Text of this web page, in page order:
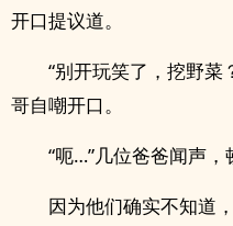
开口提议道。
“别开玩笑了，挖野菜
哥自嘲开口。
“呃…”几位爸爸闻声，
因为他们确实不知道